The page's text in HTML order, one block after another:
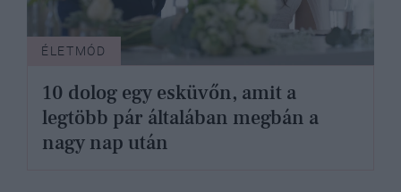
ÉLETMÓD
10 dolog egy esküvőn, amit a
legtöbb pár általában megbán a
nagy nap után